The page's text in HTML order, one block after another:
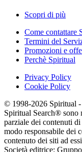
Scopri di più
Come contattare
Termini del
Promozioni e
Perchè Spiritual
Privacy Policy
Cookie Policy
© 1998-2026 Spiritual
Spiritual Search® sono
parziale dei contenuti
modo responsabile dei
contenuto dei siti ad
Società editrice: